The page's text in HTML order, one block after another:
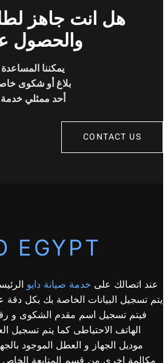
هل انت جاهز
والحصول
يمكننا
بلاغ أو شكوى
أحد ممثلي
CONTACT US
EGYPT
عند اتصالك على خدمة صيانة دايو
يتم تسجيل البيانات الخاصة بك بكل
فيتم تسجيل اسم مقدم الشكوى و
الهاتف الاحتياطى كما يتم تسجيل
موديل الجهاز و العطل الموجود
مكالمة اخرى من قسم المتابعة الخاص